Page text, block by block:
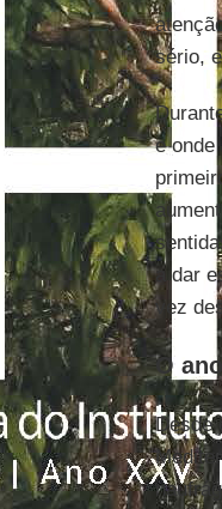
sério,
e onde
a dar
vez
O
Desde